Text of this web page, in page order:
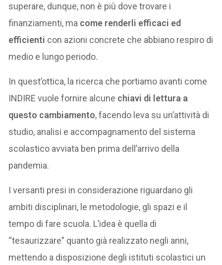
superare, dunque, non è più dove trovare i
finanziamenti, ma come renderli efficaci ed
efficienti con azioni concrete che abbiano respiro di
medio e lungo periodo.
In quest’ottica, la ricerca che portiamo avanti come
INDIRE vuole fornire alcune chiavi di lettura a
questo cambiamento, facendo leva su un’attività di
studio, analisi e accompagnamento del sistema
scolastico avviata ben prima dell’arrivo della
pandemia.
I versanti presi in considerazione riguardano gli
ambiti disciplinari, le metodologie, gli spazi e il
tempo di fare scuola. L’idea è quella di
“tesaurizzare” quanto già realizzato negli anni,
mettendo a disposizione degli istituti scolastici un